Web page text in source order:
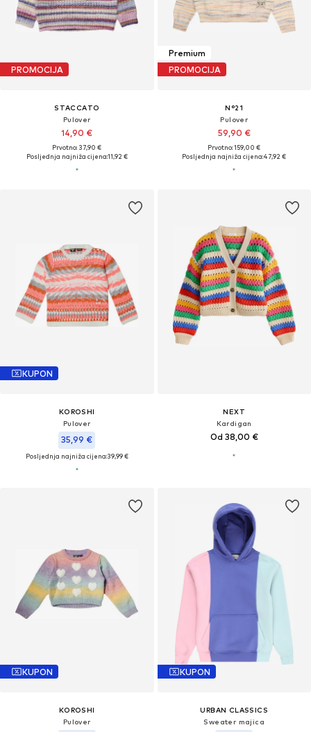
PROMOCIJA
STACCATO
Pulover
14,90 €
Prvotno: 37,90 €
Posljednja najniža cijena:11,92 €
Premium
PROMOCIJA
N°21
Pulover
59,90 €
Prvotno: 159,00 €
Posljednja najniža cijena:47,92 €
KUPON
KOROSHI
Pulover
35,99 €
Posljednja najniža cijena:39,99 €
NEXT
Kardigan
Od 38,00 €
KUPON
KOROSHI
Pulover
KUPON
URBAN CLASSICS
Sweater majica